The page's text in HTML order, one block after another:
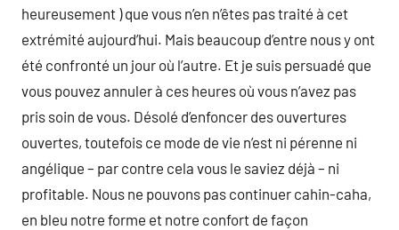
heureusement ) que vous n’en n’êtes pas traité à cet
extrémité aujourd’hui. Mais beaucoup d’entre nous y ont
été confronté un jour où l’autre. Et je suis persuadé que
vous pouvez annuler à ces heures où vous n’avez pas
pris soin de vous. Désolé d’enfoncer des ouvertures
ouvertes, toutefois ce mode de vie n’est ni pérenne ni
angélique – par contre cela vous le saviez déjà – ni
profitable. Nous ne pouvons pas continuer cahin-caha,
en bleu notre forme et notre confort de façon